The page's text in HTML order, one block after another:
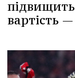
вартість